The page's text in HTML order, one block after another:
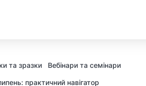
та зразки Вебінари та семінари
практичний навігатор